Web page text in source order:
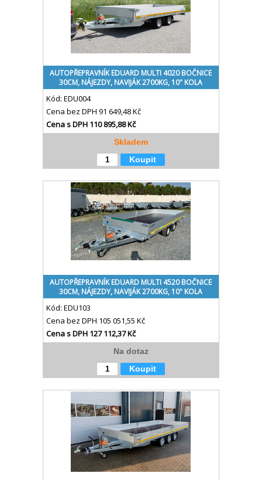
AUTOPŘEPRAVNÍK EDUARD MULTI 4020 BOČNICE
30CM, NÁJEZDY, NAVIJÁK 2700KG, 10" KOLA
Kód: EDU004
Cena bez DPH 91 649,48 Kč
Cena s DPH 110 895,88 Kč
Skladem
Koupit
AUTOPŘEPRAVNÍK EDUARD MULTI 4520 BOČNICE
30CM, NÁJEZDY, NAVIJÁK 2700KG, 10" KOLA
Kód: EDU103
Cena bez DPH 105 051,55 Kč
Cena s DPH 127 112,37 Kč
Na dotaz
Koupit